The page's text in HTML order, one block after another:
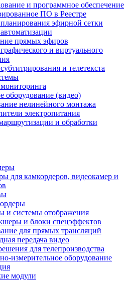
и программное обеспечение
ПО в Реестре
эфирной сетки
прямых эфиров
и виртуального
и телетекста
оборудование (видео)
нелинейного монтажа
электропитания
и обработки
для камкордеров, видеокамер и
и системы отображения
и блоки спецэффектов
для прямых трансляций
передача видео
для телепроизводства
измерительное оборудование
модули